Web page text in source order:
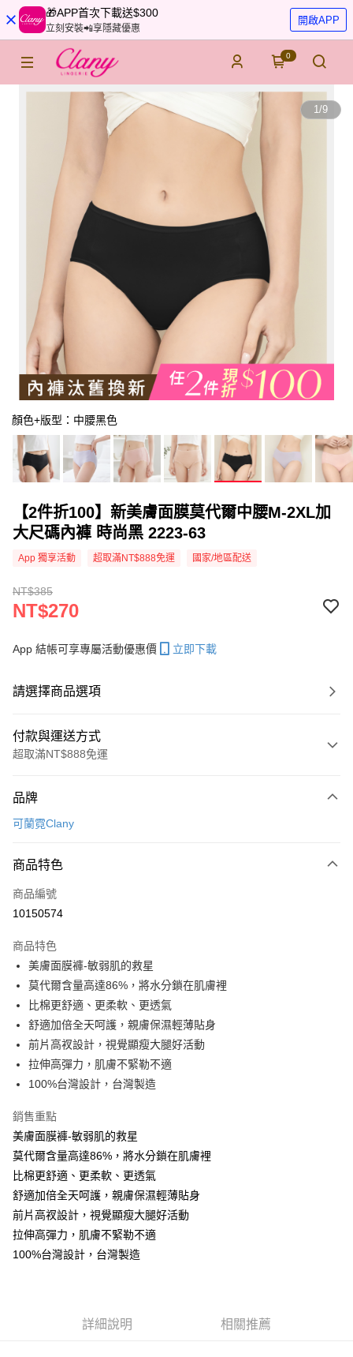
🎁APP首次下載送$300
立刻安裝📲享隱藏優惠
開啟APP
0
1/9
顏色+版型：中腰黑色
【2件折100】新美膚面膜莫代爾中腰M-2XL加
大尺碼內褲 時尚黑 2223-63
App 獨享活動 超取滿NT$888免運 國家/地區配送
NT$385
NT$270
App 結帳可享專屬活動優惠價 立即下載
請選擇商品選項
付款與運送方式
超取滿NT$888免運
信用卡一次付款
LINE Pay
Apple Pay
悠遊付
全盈+PAY
AFTEE先享後付
相關說明
【關於「AFTEE先享後付」】
AFTEE先享後付是「在收到商品之後才付款」的支付方式。 讓您購物簡單
便利好安心！
１．簡單：不需註冊會員、不需綁卡、不需儲值。
３．安心：先確認商品／服務後，再付款。
【「AFTEE先享後付」結帳流程】
１．於結帳方式選擇「AFTEE先享後付」後，將跳轉至「AFTEE先享後付」
結帳頁面，進行簡訊認證並確認金額後，即可完成結帳。
２．訂單成立數日內，您將收到繳費通知簡訊。
ATM／網路銀行／等多元方式進行付款，方視為交易完成。
※ 請注意：結帳手續完成當下不需立刻繳費，但若您需要取消訂單，請聯絡
購買商品的店家。未經商家同意取消之訂單仍視為有效，需透過AFTEE先享
後付繳納相關費用。
ATM付款
全家付款取貨
付款後全家取貨
每筆NT$90，滿NT$888(含以上)免運費
每筆NT$90，滿NT$1,000(含以上)免運費
品牌
可蘭霓Clany
商品特色
商品編號
10150574
商品特色
美膚面膜褲-敏弱肌的救星
莫代爾含量高達86%，將水分鎖在肌膚裡
比棉更舒適、更柔軟、更透氣
舒適加倍全天呵護，親膚保濕輕薄貼身
前片高衩設計，視覺顯瘦大腿好活動
拉伸高彈力，肌膚不緊勒不適
100%台灣設計，台灣製造
銷售重點
美膚面膜褲-敏弱肌的救星
莫代爾含量高達86%，將水分鎖在肌膚裡
比棉更舒適、更柔軟、更透氣
舒適加倍全天呵護，親膚保濕輕薄貼身
前片高衩設計，視覺顯瘦大腿好活動
拉伸高彈力，肌膚不緊勒不適
100%台灣設計，台灣製造
詳細說明 相關推薦